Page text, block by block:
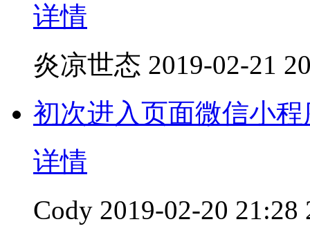
详情
炎凉世态 2019-02-21
初次进入页面微信小
详情
Cody 2019-02-20 21:28